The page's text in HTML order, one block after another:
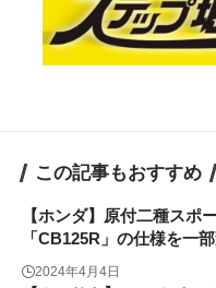
この記事もおすすめ
【ホンダ】原付二種スポ
「CB125R」の仕様を一
2024年4月4日